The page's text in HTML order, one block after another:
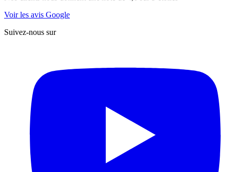
Voir les avis Google
Suivez-nous sur